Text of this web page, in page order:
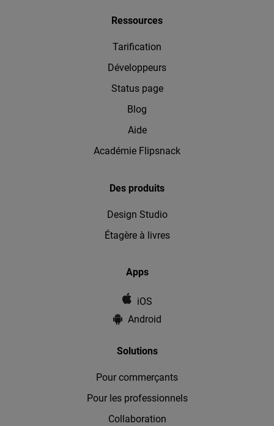
Ressources
Tarification
Développeurs
Status page
Blog
Aide
Académie Flipsnack
Des produits
Design Studio
Étagère à livres
Apps
iOS
Android
Solutions
Pour commerçants
Pour les professionnels
Collaboration